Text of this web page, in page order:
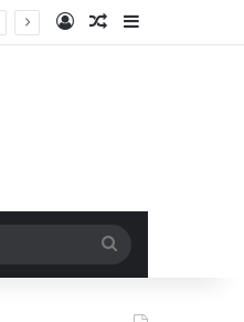
Log InRandom Article
Sidebar
for